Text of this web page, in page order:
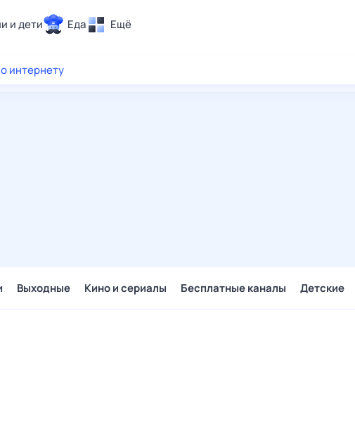
и дети Еда Ещё
интернету
Выходные Кино и сериалы Бесплатные каналы Детские